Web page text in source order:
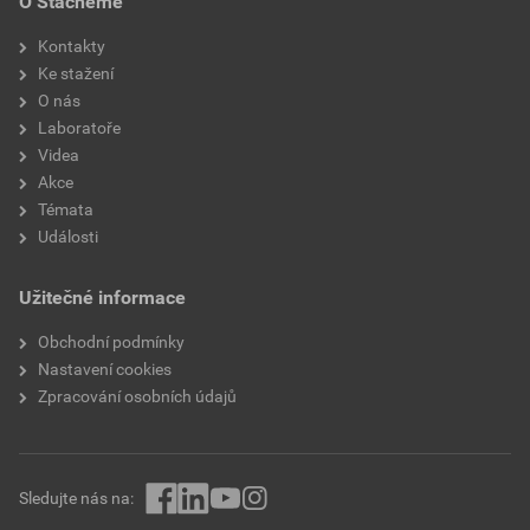
Stáhnout
Kontakty
Ke stažení
O nás
Laboratoře
Videa
Akce
Témata
Události
Užitečné informace
Obchodní podmínky
Nastavení cookies
Zpracování osobních údajů
Sledujte nás na: